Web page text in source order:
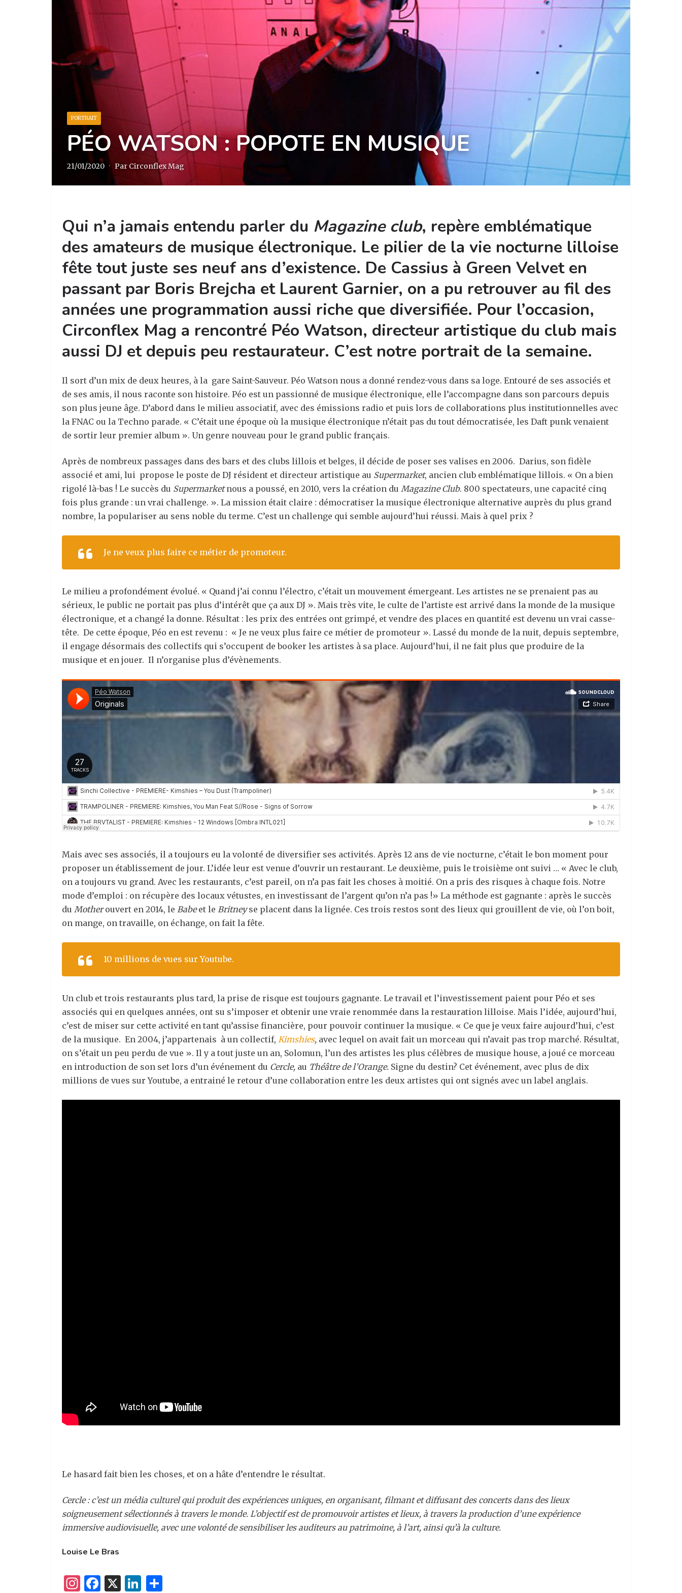
PORTRAIT
PÉO WATSON : POPOTE EN MUSIQUE
21/01/2020 · Par Circonflex Mag
Qui n’a jamais entendu parler du Magazine club, repère emblématique
des amateurs de musique électronique. Le pilier de la vie nocturne lilloise
fête tout juste ses neuf ans d’existence. De Cassius à Green Velvet en
passant par Boris Brejcha et Laurent Garnier, on a pu retrouver au fil des
années une programmation aussi riche que diversifiée. Pour l’occasion,
Circonflex Mag a rencontré Péo Watson, directeur artistique du club mais
aussi DJ et depuis peu restaurateur. C’est notre portrait de la semaine.
Il sort d’un mix de deux heures, à la gare Saint-Sauveur. Péo Watson nous a donné rendez-vous dans sa loge. Entouré de ses associés et
de ses amis, il nous raconte son histoire. Péo est un passionné de musique électronique, elle l’accompagne dans son parcours depuis
son plus jeune âge. D’abord dans le milieu associatif, avec des émissions radio et puis lors de collaborations plus institutionnelles avec
la FNAC ou la Techno parade. « C’était une époque où la musique électronique n’était pas du tout démocratisée, les Daft punk venaient
de sortir leur premier album ». Un genre nouveau pour le grand public français.
Après de nombreux passages dans des bars et des clubs lillois et belges, il décide de poser ses valises en 2006. Darius, son fidèle
associé et ami, lui propose le poste de DJ résident et directeur artistique au Supermarket, ancien club emblématique lillois. « On a bien
rigolé là-bas ! Le succès du Supermarketnous a poussé, en 2010, vers la création du Magazine Club. 800 spectateurs, une capacité cinq
fois plus grande : un vrai challenge. ». La mission était claire : démocratiser la musique électronique alternative auprès du plus grand
nombre, la populariser au sens noble du terme. C’est un challenge qui semble aujourd’hui réussi. Mais à quel prix ?
Je ne veux plus faire ce métier de promoteur.
Le milieu a profondément évolué. « Quand j’ai connu l’électro, c’était un mouvement émergeant. Les artistes ne se prenaient pas au
sérieux, le public ne portait pas plus d’intérêt que ça aux DJ ». Mais très vite, le culte de l’artiste est arrivé dans la monde de la musique
électronique, et a changé la donne. Résultat : les prix des entrées ont grimpé, et vendre des places en quantité est devenu un vrai casse-
tête. De cette époque, Péo en est revenu : « Je ne veux plus faire ce métier de promoteur ». Lassé du monde de la nuit, depuis septembre,
il engage désormais des collectifs qui s’occupent de booker les artistes à sa place. Aujourd’hui, il ne fait plus que produire de la
musique et en jouer. Il n’organise plus d’évènements.
Mais avec ses associés, il a toujours eu la volonté de diversifier ses activités. Après 12 ans de vie nocturne, c’était le bon moment pour
proposer un établissement de jour. L’idée leur est venue d’ouvrir un restaurant. Le deuxième, puis le troisième ont suivi … « Avec le club,
on a toujours vu grand. Avec les restaurants, c’est pareil, on n’a pas fait les choses à moitié. On a pris des risques à chaque fois. Notre
mode d’emploi : on récupère des locaux vétustes, en investissant de l’argent qu’on n’a pas !» La méthode est gagnante : après le succès
du Motherouvert en 2014, le Babeet le Britneyse placent dans la lignée. Ces trois restos sont des lieux qui grouillent de vie, où l’on boit,
on mange, on travaille, on échange, on fait la fête.
10 millions de vues sur Youtube.
Un club et trois restaurants plus tard, la prise de risque est toujours gagnante. Le travail et l’investissement paient pour Péo et ses
associés qui en quelques années, ont su s’imposer et obtenir une vraie renommée dans la restauration lilloise. Mais l’idée, aujourd’hui,
c’est de miser sur cette activité en tant qu’assise financière, pour pouvoir continuer la musique. « Ce que je veux faire aujourd’hui, c’est
de la musique. En 2004, j’appartenais à un collectif, Kimshies, avec lequel on avait fait un morceau qui n’avait pas trop marché. Résultat,
on s’était un peu perdu de vue ». Il y a tout juste un an, Solomun, l’un des artistes les plus célèbres de musique house, a joué ce morceau
en introduction de son set lors d’un événement du Cercle, au Théâtre de l’Orange. Signe du destin? Cet événement, avec plus de dix
millions de vues sur Youtube, a entrainé le retour d’une collaboration entre les deux artistes qui ont signés avec un label anglais.
Le hasard fait bien les choses, et on a hâte d’entendre le résultat.
Cercle : c’est un média culturel qui produit des expériences uniques, en organisant, filmant et diffusant des concerts dans des lieux
soigneusement sélectionnés à travers le monde. L’objectif est de promouvoir artistes et lieux, à travers la production d’une expérience
immersive audiovisuelle, avec une volonté de sensibiliser les auditeurs au patrimoine, à l’art, ainsi qu’à la culture.
Louise Le Bras
I
F
X
Li